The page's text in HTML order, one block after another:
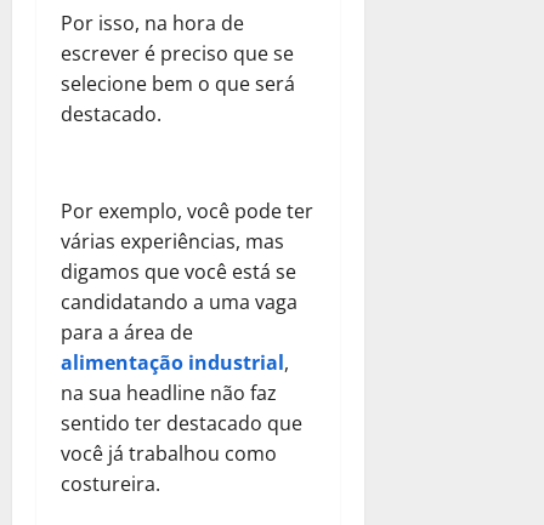
Por isso, na hora de
escrever é preciso que se
selecione bem o que será
destacado.
Por exemplo, você pode ter
várias experiências, mas
digamos que você está se
candidatando a uma vaga
para a área de
alimentação industrial,
na sua headline não faz
sentido ter destacado que
você já trabalhou como
costureira.